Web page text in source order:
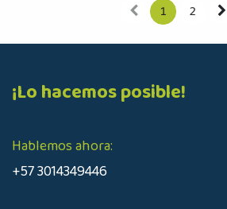
1 2
¡Lo hacemos posible!
Hablemos ahora:
+57 3014349446